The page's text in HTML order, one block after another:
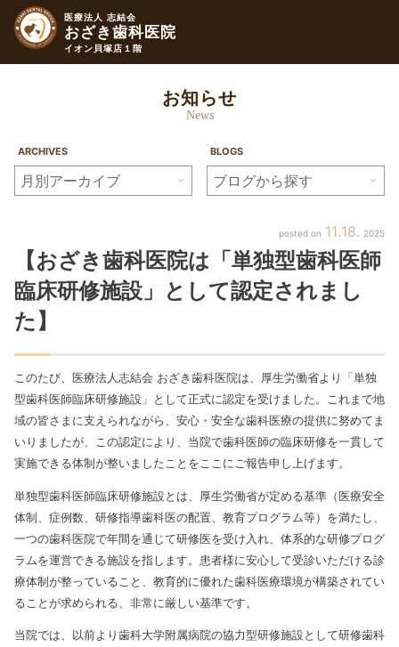
医療法人 志結会
おざき歯科医院
イオン貝塚店１階
お知らせ
News
ARCHIVES BLOGS
11 18 2025
【おざき歯科医院は 「単独型歯科医師
臨床研修施設」
として認定されまし
た】
このたび、医療法人志結会 おざき歯科医院は、厚生労働省より「単独
型歯科医師臨床研修施設」として正式に認定を受けました。これまで地
域の皆さまに支えられながら、安心・安全な歯科医療の提供に努めてま
いりましたが、この認定により、当院で歯科医師の臨床研修を一貫して
実施できる体制が整いましたことをここにご報告申し上げます。
単独型歯科医師臨床研修施設とは、厚生労働省が定める基準（医療安全
体制、症例数、研修指導歯科医の配置、教育プログラム等）を満たし、
一つの歯科医院で年間を通じて研修医を受け入れ、体系的な研修プログ
ラムを運営できる施設を指します。患者様に安心して受診いただける診
療体制が整っていること、教育的に優れた歯科医療環境が構築されてい
ることが求められる、非常に厳しい基準です。
当院では、以前より歯科大学附属病院の協力型研修施設として研修歯科